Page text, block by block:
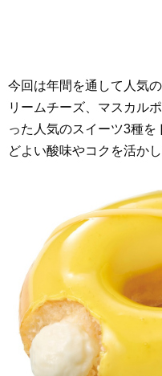
今回は年間を通して人気
リームチーズ、マスカル
った人気のスイーツ3種
どよい酸味やコクを活か